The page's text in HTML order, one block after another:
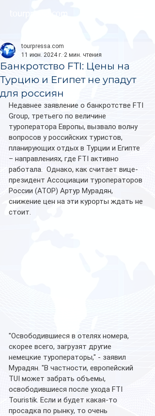
Банкротство FTI: Цены на
Турцию и Египет не упадут
для россиян
tourpressa.com
11 июн. 2024 г. 2 мин. чтения
Недавнее заявление о банкротстве FTI
Group, третьего по величине
туроператора Европы, вызвало волну
вопросов у российских туристов,
планирующих отдых в Турции и Египте
– направлениях, где FTI активно
работала.  Однако, как считает вице-
президент Ассоциации туроператоров
России (АТОР) Артур Мурадян,
снижение цен на эти курорты ждать не
стоит.
"Освободившиеся в отелях номера,
скорее всего, загрузят другие
немецкие туроператоры," - заявил
Мурадян. "В частности, европейский
TUI может забрать объемы,
освободившиеся после ухода FTI
Touristik. Если и будет какая-то
просадка по рынку, то очень